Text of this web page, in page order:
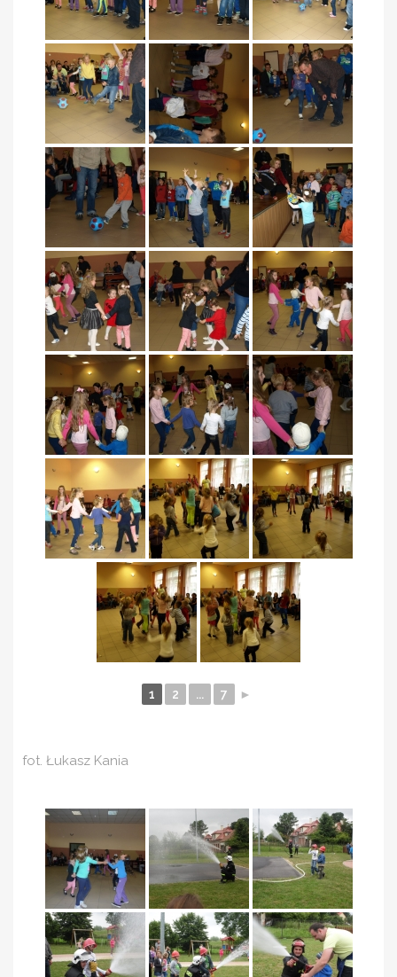
1 2 ... 7 ►
fot. Łukasz Kania